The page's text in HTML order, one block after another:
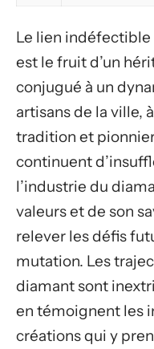
Le lien
est le fruit d’un
conjugué à un
artisans de la ville,
tradition et
continuent
l’industrie du
valeurs et de son
relever les défis
mutation. Les
diamant sont
en témoignent les
créations qui y